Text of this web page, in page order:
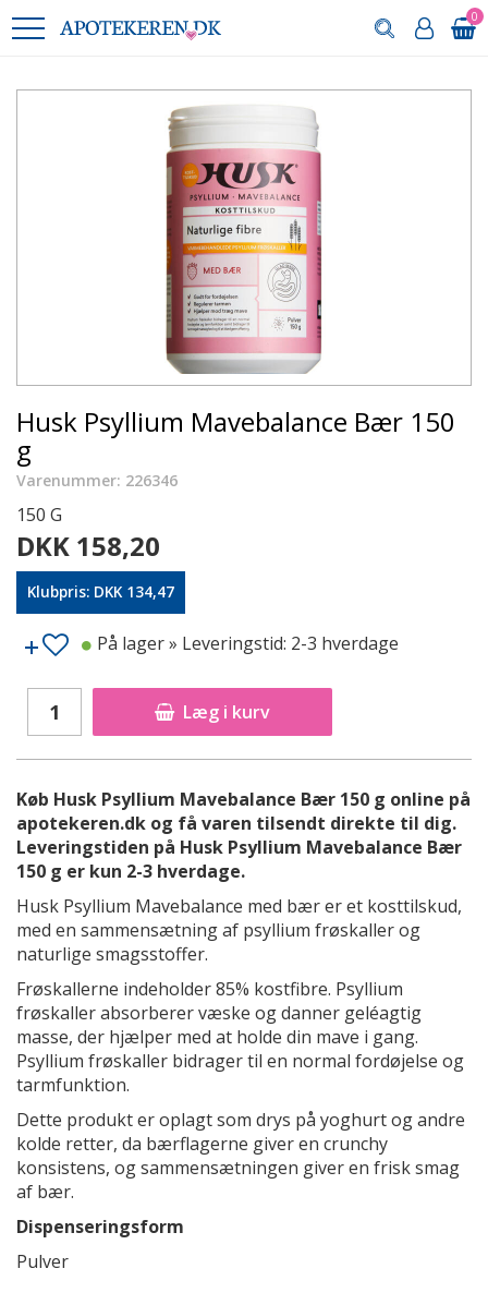
0
Husk Psyllium Mavebalance Bær 150
g
Varenummer: 226346
150 G
DKK 158,20
Klubpris: DKK 134,47
Læg i kurv
På lager» Leveringstid: 2-3 hverdage
Køb Husk Psyllium Mavebalance Bær 150 g online på
apotekeren.dk og få varen tilsendt direkte til dig.
Leveringstiden på Husk Psyllium Mavebalance Bær
150 g er kun 2-3 hverdage.
Husk Psyllium Mavebalance med bær er et kosttilskud,
med en sammensætning af psyllium frøskaller og
naturlige smagsstoffer.
Frøskallerne indeholder 85% kostfibre. Psyllium
frøskaller absorberer væske og danner geléagtig
masse, der hjælper med at holde din mave i gang.
Psyllium frøskaller bidrager til en normal fordøjelse og
tarmfunktion.
Dette produkt er oplagt som drys på yoghurt og andre
kolde retter, da bærflagerne giver en crunchy
konsistens, og sammensætningen giver en frisk smag
af bær.
Dispenseringsform
Pulver